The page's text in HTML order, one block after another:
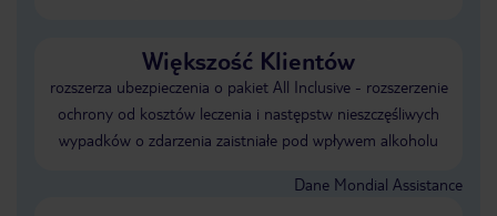
Większość Klientów
rozszerza ubezpieczenia o pakiet All Inclusive - rozszerzenie
ochrony od kosztów leczenia i następstw nieszczęśliwych
wypadków o zdarzenia zaistniałe pod wpływem alkoholu
Dane Mondial Assistance